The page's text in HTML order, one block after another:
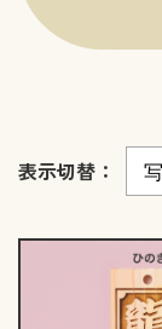
表示切替：